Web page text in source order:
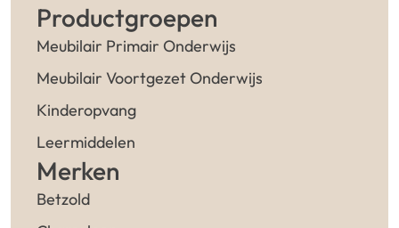
Productgroepen
Meubilair Primair Onderwijs
Meubilair Voortgezet Onderwijs
Kinderopvang
Leermiddelen
Merken
Betzold